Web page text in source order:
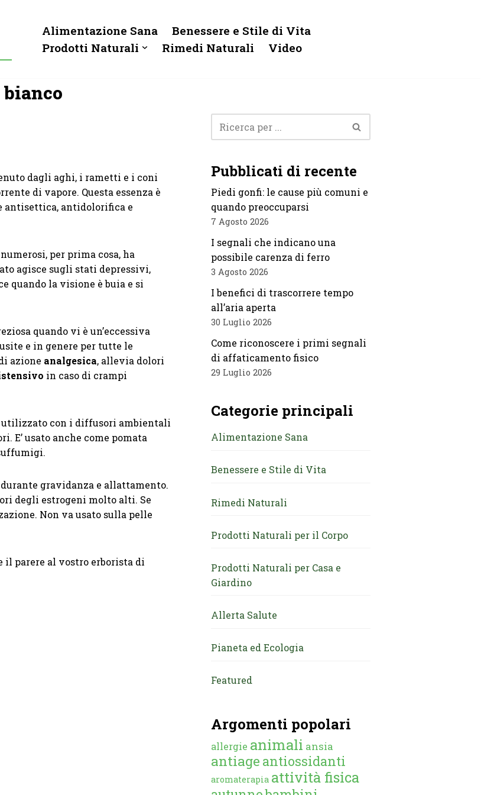
Alimentazione Sana
Benessere e Stile di Vita
Prodotti Naturali
Rimedi Naturali Video
bianco
dagli aghi, i rametti e i coni
di vapore. Questa essenza è
antisettica, antidolorifica e
per prima cosa, ha
agisce sugli stati depressivi,
quando la visione è buia e si
quando vi è un’eccessiva
e in genere per tutte le
azione analgesica, allevia dolori
in caso di crampi
utilizzato con i diffusori ambientali
E’ usato anche come pomata
gravidanza e allattamento.
degli estrogeni molto alti. Se
Non va usato sulla pelle
parere al vostro erborista di
Pubblicati di recente
Piedi gonfi: le cause più comuni e
quando preoccuparsi
7 Agosto 2026
I segnali che indicano una
possibile carenza di ferro
3 Agosto 2026
I benefici di trascorrere tempo
all’aria aperta
30 Luglio 2026
Come riconoscere i primi segnali
di affaticamento fisico
29 Luglio 2026
Categorie principali
Alimentazione Sana
Benessere e Stile di Vita
Rimedi Naturali
Prodotti Naturali per il Corpo
Prodotti Naturali per Casa e
Giardino
Allerta Salute
Pianeta ed Ecologia
Featured
Argomenti popolari
allergie animali ansia
antiage antiossidanti
aromaterapia attività fisica